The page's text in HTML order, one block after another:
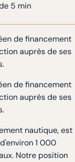
5 min
de financement
auprès de ses
de financement
auprès de ses
nautique, est
1 000
Notre position